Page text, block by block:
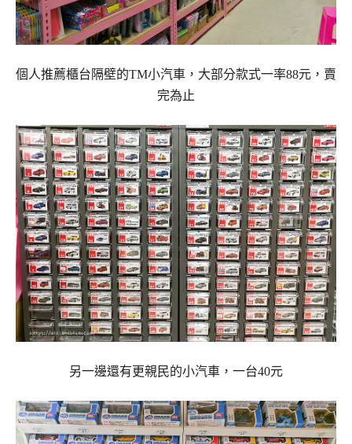
個人推薦櫃台隔壁的TM小汽車，大部分款式一率88元，賣
完為止
另一邊還有更親民的小汽車，一台40元